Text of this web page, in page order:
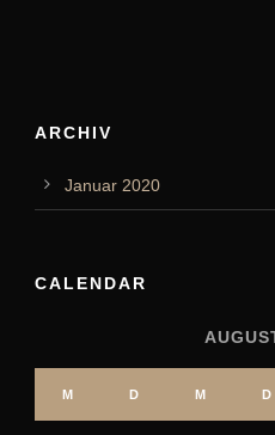
ARCHIV
Januar 2020
CALENDAR
M D M D